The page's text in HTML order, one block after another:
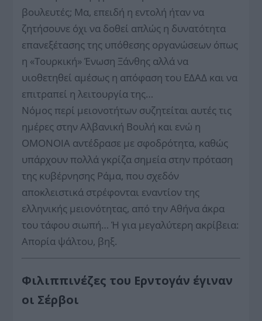
βουλευτές; Μα, επειδή η εντολή ήταν να
ζητήσουνε όχι να δοθεί απλώς η δυνατότητα
επανεξέτασης της υπόθεσης οργανώσεων όπως
η «Τουρκική» Ένωση Ξάνθης αλλά να
υιοθετηθεί αμέσως η απόφαση του ΕΔΑΔ και να
επιτραπεί η λειτουργία της…
Νόμος περί μειονοτήτων συζητείται αυτές τις
ημέρες στην Αλβανική Βουλή και ενώ η
ΟΜΟΝΟΙΑ αντέδρασε με σφοδρότητα, καθώς
υπάρχουν πολλά γκρίζα σημεία στην πρόταση
της κυβέρνησης Ράμα, που σχεδόν
αποκλειστικά στρέφονται εναντίον της
ελληνικής μειονότητας, από την Αθήνα άκρα
του τάφου σιωπή… Ή για μεγαλύτερη ακρίβεια:
Απορία ψάλτου, βηξ.
Φιλιππινέζες του Ερντογάν έγιναν
οι Σέρβοι